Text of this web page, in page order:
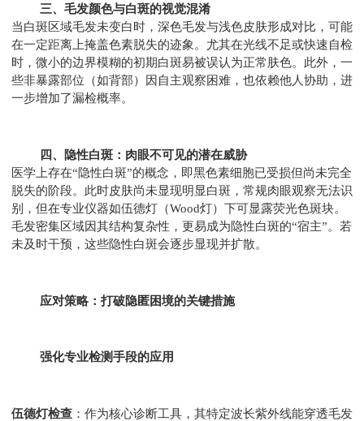
三、毛发颜色与白斑的视觉混淆
当白斑区域毛发未变白时，深色毛发与浅色皮肤形成对比，可能
在一定距离上掩盖色素脱失的迹象。尤其在光线不足或快速自检
时，微小的边界模糊的初期白斑易被误认为正常肤色。此外，一
些非暴露部位（如背部）因自主观察困难，也依赖他人协助，进
一步增加了漏检概率。
四、隐性白斑：肉眼不可见的潜在威胁
医学上存在“隐性白斑”的概念，即黑色素细胞已受损但尚未完全
脱失的阶段。此时皮肤尚未显现明显白斑，常规肉眼观察无法识
别，但在专业仪器如伍德灯（Wood灯）下可显露荧光色斑块。
毛发密集区域因其结构复杂性，更易成为隐性白斑的“宿主”。若
未及时干预，这些隐性白斑会逐步显现并扩散。
应对策略：打破隐匿困境的关键措施
强化专业检测手段的应用
伍德灯检查 ：作为核心诊断工具，其特定波长紫外线能穿透毛发